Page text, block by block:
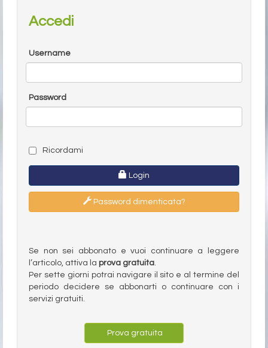
Accedi
Username
Password
Ricordami
Login
Password dimenticata?
Se non sei abbonato e vuoi continuare a leggere
l’articolo, attiva la prova gratuita.
Per sette giorni potrai navigare il sito e al termine del
periodo decidere se abbonarti o continuare con i
servizi gratuiti.
Prova gratuita